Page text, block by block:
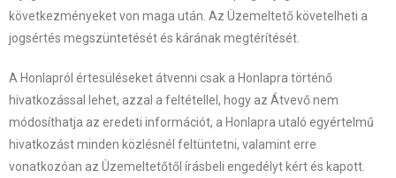
következményeket von maga után. Az Üzemeltető követelheti a
jogsértés megszüntetését és kárának megtérítését.
A Honlapról értesüléseket átvenni csak a Honlapra történő
hivatkozással lehet, azzal a feltétellel, hogy az Átvevő nem
módosíthatja az eredeti információt, a Honlapra utaló egyértelmű
hivatkozást minden közlésnél feltüntetni, valamint erre
vonatkozóan az Üzemeltetőtől írásbeli engedélyt kért és kapott.